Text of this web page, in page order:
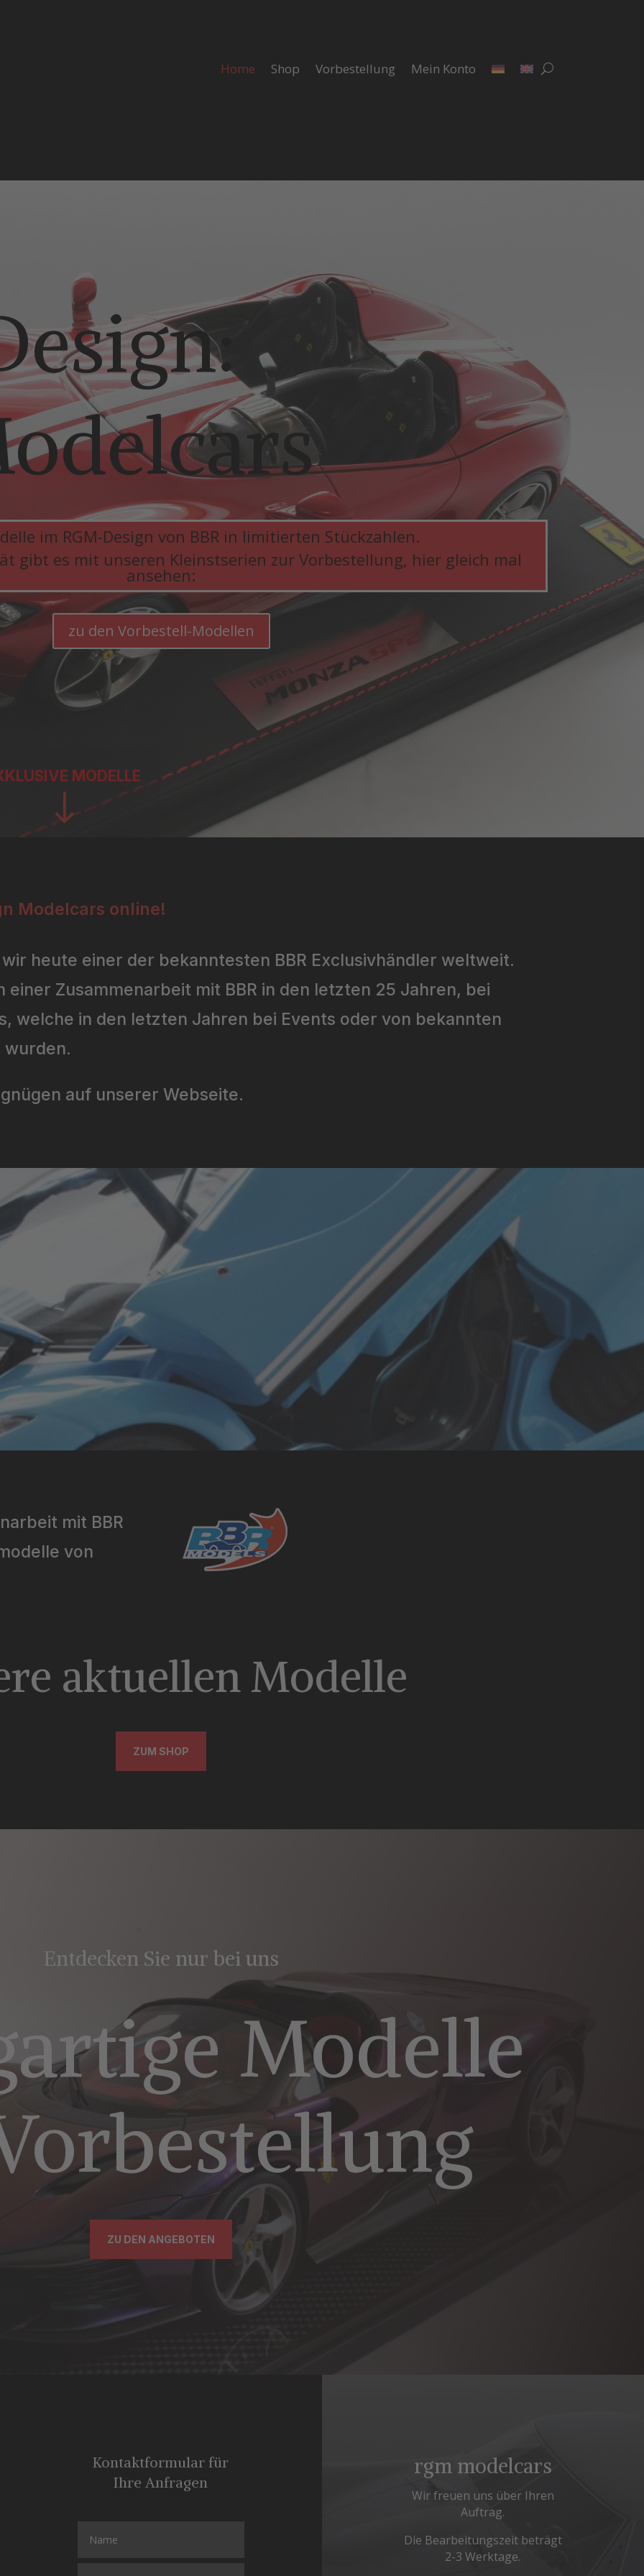
Home Shop Vorbestellung Mein Konto
im RGM-Design von BBR in limitierten Stückzahlen.
gibt es mit unseren Kleinstserien zur Vorbestellung, hier gleich mal
ansehen:
zu den Vorbestell-Modellen
MODELLE
"
Modelcars online!
heute einer der bekanntesten BBR Exclusivhändler weltweit.
einer Zusammenarbeit mit BBR in den letzten 25 Jahren, bei
welche in den letzten Jahren bei Events oder von bekannten
wurden.
auf unserer Webseite.
mit BBR
von
aktuellen Modelle
ZUM SHOP
Entdecken Sie nur bei uns
Modelle
ZU DEN ANGEBOTEN
Kontaktformular für
Ihre Anfragen
rgm modelcars
Wir freuen uns über Ihren
Auftrag.
Die Bearbeitungszeit beträgt
2-3 Werktage.